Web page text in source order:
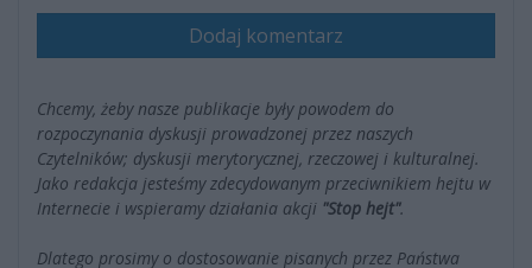
Dodaj komentarz
Chcemy, żeby nasze publikacje były powodem do
rozpoczynania dyskusji prowadzonej przez naszych
Czytelników; dyskusji merytorycznej, rzeczowej i kulturalnej.
Jako redakcja jesteśmy zdecydowanym przeciwnikiem hejtu w
Internecie i wspieramy działania akcji "Stop hejt".
Dlatego prosimy o dostosowanie pisanych przez Państwa